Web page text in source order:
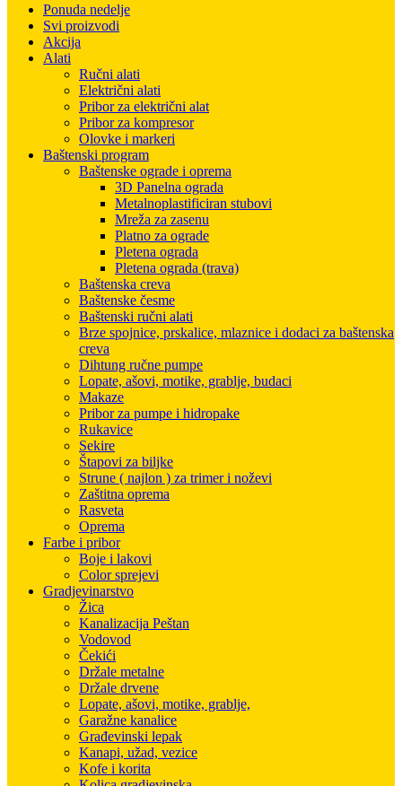
Ponuda nedelje
Svi proizvodi
Akcija
Alati
Ručni alati
Električni alati
Pribor za električni alat
Pribor za kompresor
Olovke i markeri
Baštenski program
Baštenske ograde i oprema
3D Panelna ograda
Metalnoplastificiran stubovi
Mreža za zasenu
Platno za ograde
Pletena ograda
Pletena ograda (trava)
Baštenska creva
Baštenske česme
Baštenski ručni alati
Brze spojnice, prskalice, mlaznice i dodaci za baštenska
creva
Dihtung ručne pumpe
Lopate, ašovi, motike, grablje, budaci
Makaze
Pribor za pumpe i hidropake
Rukavice
Sekire
Štapovi za biljke
Strune ( najlon ) za trimer i noževi
Zaštitna oprema
Rasveta
Oprema
Farbe i pribor
Boje i lakovi
Color sprejevi
Gradjevinarstvo
Žica
Kanalizacija Peštan
Vodovod
Čekići
Držale metalne
Držale drvene
Lopate, ašovi, motike, grablje,
Garažne kanalice
Građevinski lepak
Kanapi, užad, vezice
Kofe i korita